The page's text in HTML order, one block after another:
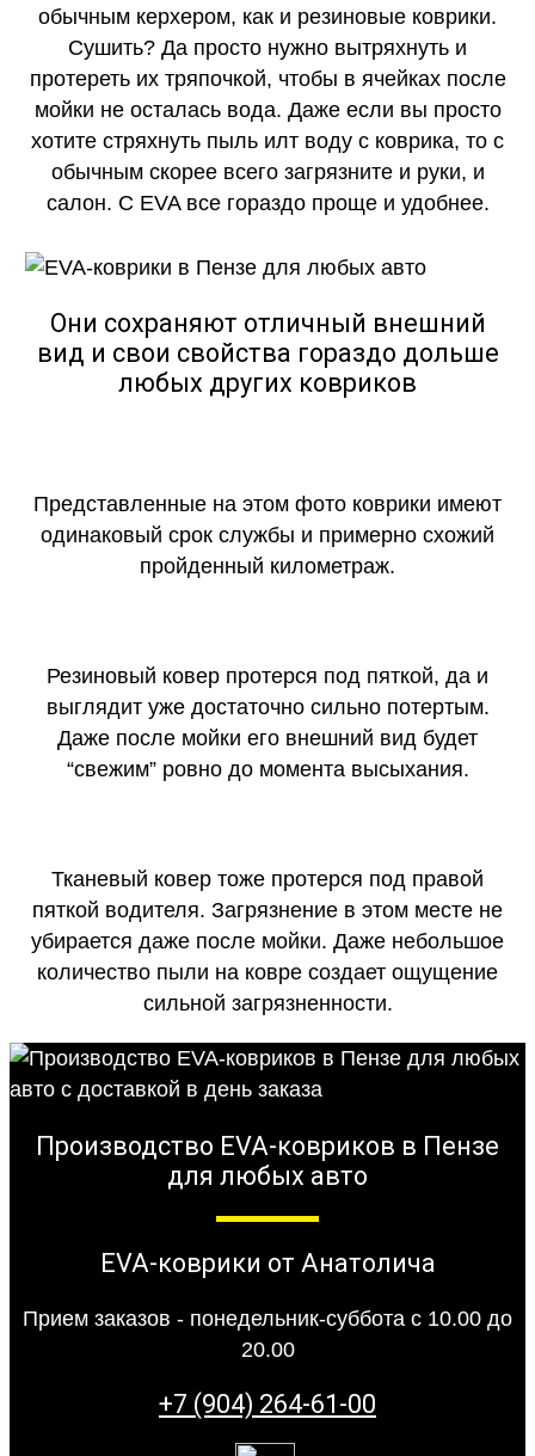
обычным керхером, как и резиновые коврики.
Сушить? Да просто нужно вытряхнуть и
протереть их тряпочкой, чтобы в ячейках после
мойки не осталась вода. Даже если вы просто
хотите стряхнуть пыль илт воду с коврика, то с
обычным скорее всего загрязните и руки, и
салон. С EVA все гораздо проще и удобнее.
Они сохраняют отличный внешний
вид и свои свойства гораздо дольше
любых других ковриков
Представленные на этом фото коврики имеют
одинаковый срок службы и примерно схожий
пройденный километраж.
Резиновый ковер протерся под пяткой, да и
выглядит уже достаточно сильно потертым.
Даже после мойки его внешний вид будет
“свежим” ровно до момента высыхания.
Тканевый ковер тоже протерся под правой
пяткой водителя. Загрязнение в этом месте не
убирается даже после мойки. Даже небольшое
количество пыли на ковре создает ощущение
сильной загрязненности.
Производство EVA-ковриков в Пензе
для любых авто
EVA-коврики от Анатолича
Прием заказов - понедельник-суббота с 10.00 до
20.00
+7 (904) 264-61-00